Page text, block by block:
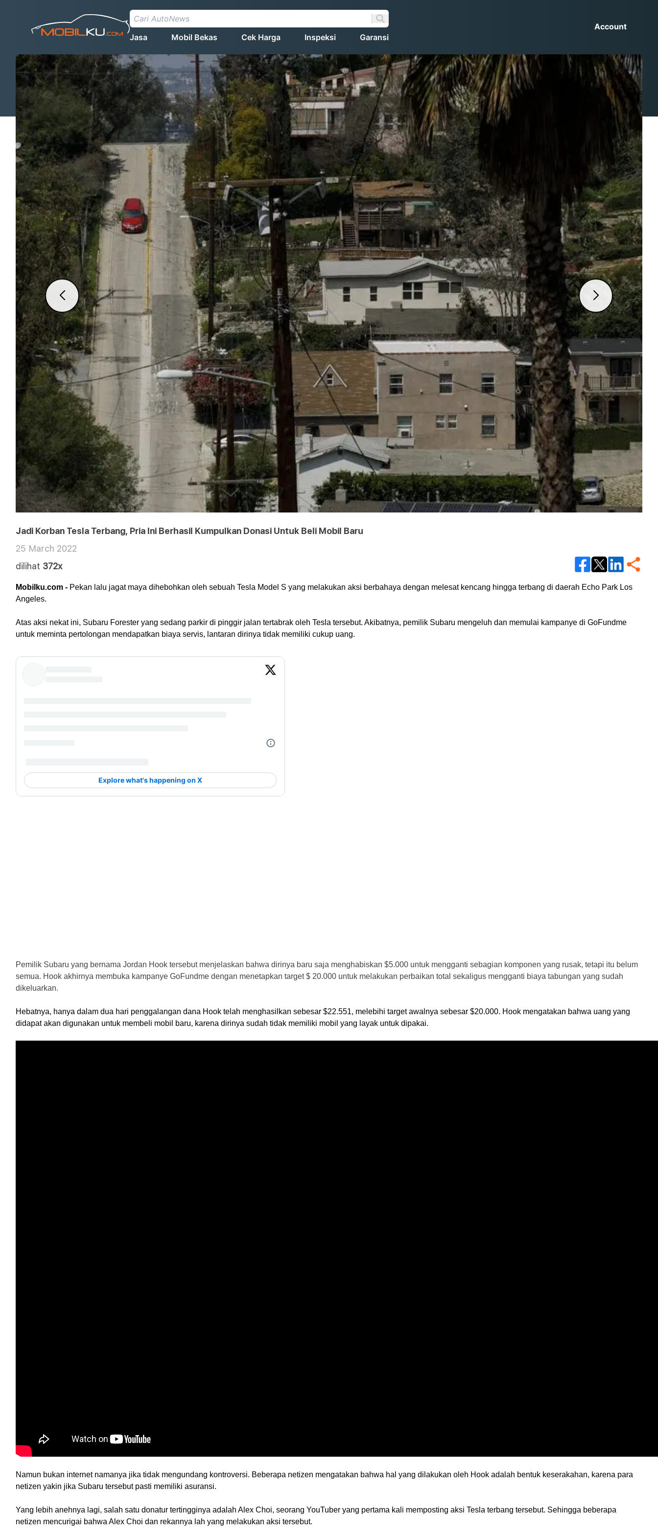
Jasa Mobil Bekas Cek Harga Inspeksi Garansi
Account
Jadi Korban Tesla Terbang, Pria Ini Berhasil Kumpulkan Donasi Untuk Beli Mobil Baru
25 March 2022
dilihat 372x
Mobilku.com - Pekan lalu jagat maya dihebohkan oleh sebuah Tesla Model S yang melakukan aksi berbahaya dengan melesat kencang hingga terbang di daerah Echo Park Los
Angeles.
Atas aksi nekat ini, Subaru Forester yang sedang parkir di pinggir jalan tertabrak oleh Tesla tersebut. Akibatnya, pemilik Subaru mengeluh dan memulai kampanye di GoFundme
untuk meminta pertolongan mendapatkan biaya servis, lantaran dirinya tidak memiliki cukup uang.
Pemilik Subaru yang bernama Jordan Hook tersebut menjelaskan bahwa dirinya baru saja menghabiskan $5.000 untuk mengganti sebagian komponen yang rusak, tetapi itu belum
semua. Hook akhirnya membuka kampanye GoFundme dengan menetapkan target $ 20.000 untuk melakukan perbaikan total sekaligus mengganti biaya tabungan yang sudah
dikeluarkan.
Hebatnya, hanya dalam dua hari penggalangan dana Hook telah menghasilkan sebesar $22.551, melebihi target awalnya sebesar $20.000. Hook mengatakan bahwa uang yang
didapat akan digunakan untuk membeli mobil baru, karena dirinya sudah tidak memiliki mobil yang layak untuk dipakai.
Namun bukan internet namanya jika tidak mengundang kontroversi. Beberapa netizen mengatakan bahwa hal yang dilakukan oleh Hook adalah bentuk keserakahan, karena para
netizen yakin jika Subaru tersebut pasti memiliki asuransi.
Yang lebih anehnya lagi, salah satu donatur tertingginya adalah Alex Choi, seorang YouTuber yang pertama kali memposting aksi Tesla terbang tersebut. Sehingga beberapa
netizen mencurigai bahwa Alex Choi dan rekannya lah yang melakukan aksi tersebut.